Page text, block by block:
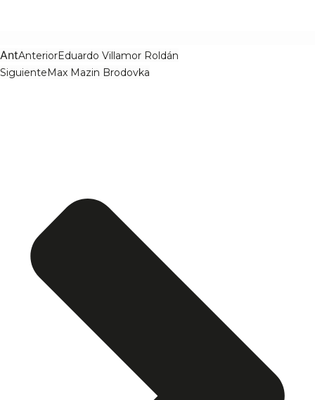
AntAnteriorEduardo Villamor Roldán
SiguienteMax Mazin Brodovka